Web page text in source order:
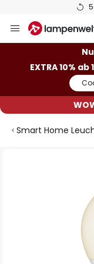
Inhalt
EXTRA 10% ab
Smart Home